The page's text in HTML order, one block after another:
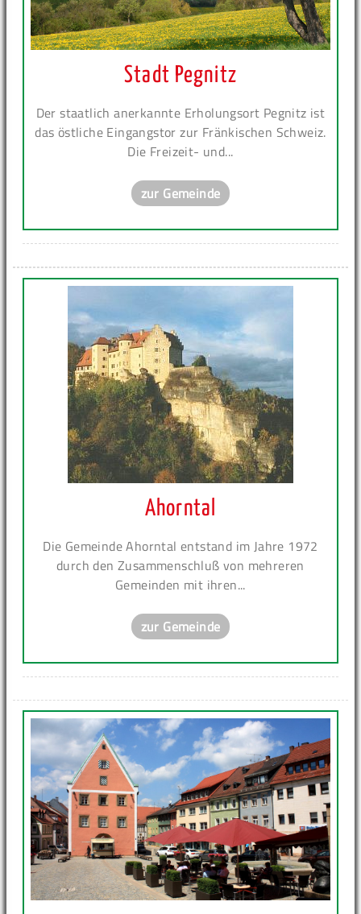
Stadt Pegnitz
Der staatlich anerkannte Erholungsort Pegnitz ist
das östliche Eingangstor zur Fränkischen Schweiz.
Die Freizeit- und...
zur Gemeinde
Ahorntal
Die Gemeinde Ahorntal entstand im Jahre 1972
durch den Zusammenschluß von mehreren
Gemeinden mit ihren...
zur Gemeinde